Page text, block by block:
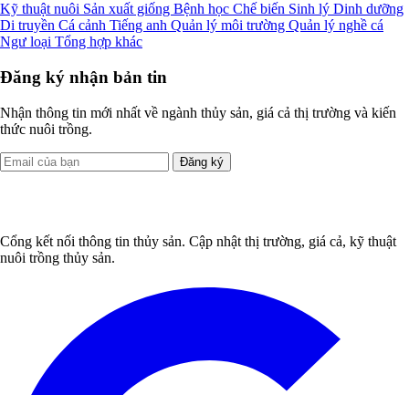
Kỹ thuật nuôi Sản xuất giống Bệnh học Chế biến Sinh lý Dinh dưỡng
Di truyền Cá cảnh Tiếng anh Quản lý môi trường Quản lý nghề cá
Ngư loại Tổng hợp khác
Đăng ký nhận bản tin
Nhận thông tin mới nhất về ngành thủy sản, giá cả thị trường và kiến
thức nuôi trồng.
Đăng ký
Cổng kết nối thông tin thủy sản. Cập nhật thị trường, giá cả, kỹ thuật
nuôi trồng thủy sản.